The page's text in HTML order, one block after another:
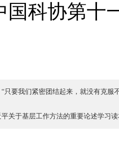
国科协第十
“只要我们紧密团结起来，就没有克服
平关于基层工作方法的重要论述学习